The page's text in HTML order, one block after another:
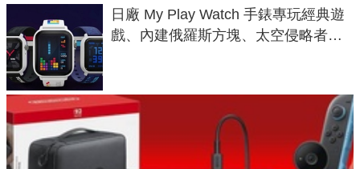
日廠 My Play Watch 手錶專玩經典遊
戲、內建俄羅斯方塊、太空侵略者，